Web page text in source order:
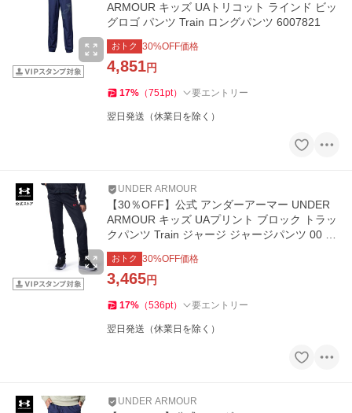
ARMOUR キッズ UAトリコット ラインド ビッ
グロゴ パンツ Train ロングパンツ 6007821
おトク 30%OFF価格
4,851円
17% （751pt） 要エントリー
翌日発送（休業日を除く）
UNDER ARMOUR
【30％OFF】公式 アンダーアーマー UNDER
ARMOUR キッズ UAプリント ブロック トラッ
クパンツ Train ジャージ ジャージパンツ 00 60
12489 ブラック / レッド
おトク 30%OFF価格
3,465円
17% （536pt） 要エントリー
翌日発送（休業日を除く）
UNDER ARMOUR